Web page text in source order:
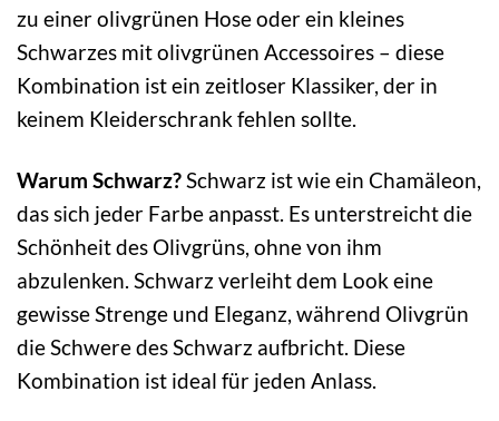
zu einer olivgrünen Hose oder ein kleines
Schwarzes mit olivgrünen Accessoires – diese
Kombination ist ein zeitloser Klassiker, der in
keinem Kleiderschrank fehlen sollte.
Warum Schwarz?Schwarz ist wie ein Chamäleon,
das sich jeder Farbe anpasst. Es unterstreicht die
Schönheit des Olivgrüns, ohne von ihm
abzulenken. Schwarz verleiht dem Look eine
gewisse Strenge und Eleganz, während Olivgrün
die Schwere des Schwarz aufbricht. Diese
Kombination ist ideal für jeden Anlass.